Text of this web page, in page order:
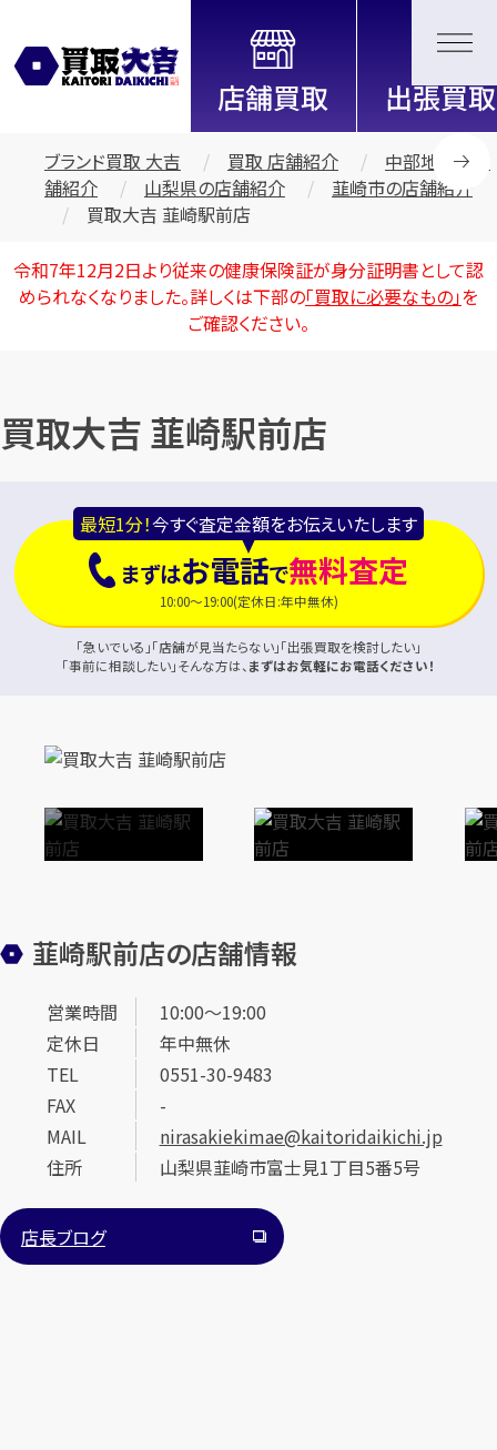
全国2200店舗以上展開中！
信頼と実績の買取専門店「買取大
吉」
ブランド買取 大吉 買取 店舗紹介
中部地区の店
舗紹介
山梨県の店舗紹介
韮崎市の店舗紹介
買取大吉 韮崎駅前店
令和7年12月2日より従来の健康保険証が身分証明書として認
められなくなりました。詳しくは下部の「買取に必要なもの」を
ご確認ください。
買取大吉 韮崎駅前店
最短1分！今すぐ査定金額をお伝えいたします
まずはお電話で無料査定
10:00～19:00(定休日:年中無休)
「急いでいる」「店舗が見当たらない」「出張買取を検討したい」
「事前に相談したい」そんな方は、まずはお気軽にお電話ください！
韮崎駅前店の店舗情報
営業時間
10:00～19:00
定休日
年中無休
TEL
0551-30-9483
FAX
-
MAIL
nirasakiekimae@kaitoridaikichi.jp
住所
山梨県韮崎市富士見1丁目5番5号
店長ブログ